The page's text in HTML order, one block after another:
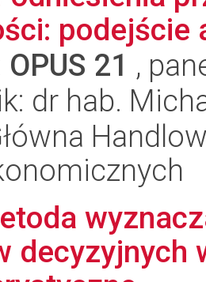
podejście
OPUS 21 ,
dr hab.
decyzyjnych